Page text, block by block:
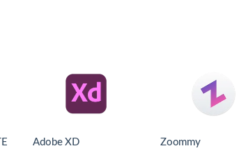
Adobe XD Zoommy